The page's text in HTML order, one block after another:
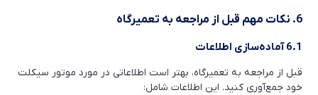
6. نکات مهم قبل از مراجعه به تعمیرگاه
6.1 آماده‌سازی اطلاعات
قبل از مراجعه به تعمیرگاه، بهتر است اطلاعاتی در مورد موتور سیکلت
خود جمع‌آوری کنید. این اطلاعات شامل: